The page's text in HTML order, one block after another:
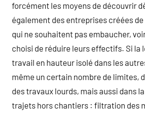
forcément les moyens de découvrir
également des entreprises créées
qui ne souhaitent pas embaucher,
choisi de réduire leurs effectifs. Si la
travail en hauteur isolé dans les
même un certain nombre de limites,
des travaux lourds, mais aussi dans
trajets hors chantiers : filtration des